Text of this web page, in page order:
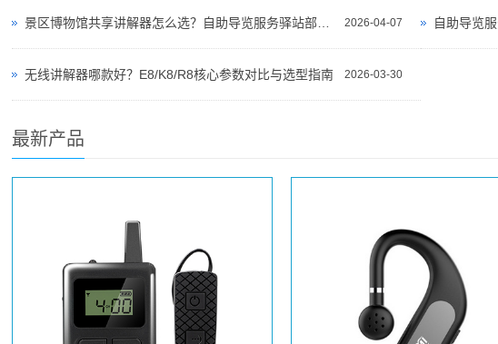
2026-04-07
景区博物馆共享讲解器怎么选？自助导览服务驿站部署全攻略（2026版） 自助导览
2026-03-30
无线讲解器哪款好？E8/K8/R8核心参数对比与选型指南
最新产品